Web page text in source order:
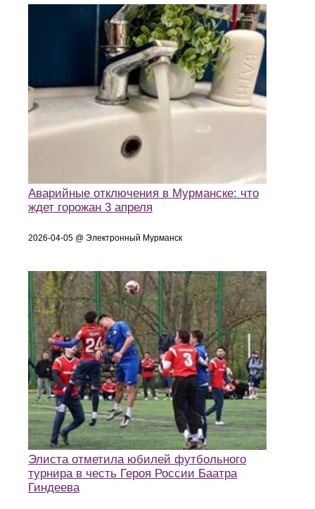
Аварийные отключения в Мурманске: что
ждет горожан 3 апреля
2026-04-05 @ Электронный Мурманск
Элиста отметила юбилей футбольного
турнира в честь Героя России Баатра
Гиндеева